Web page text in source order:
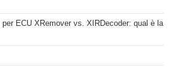
ECU XRemover vs. XIRDecoder: qual è la